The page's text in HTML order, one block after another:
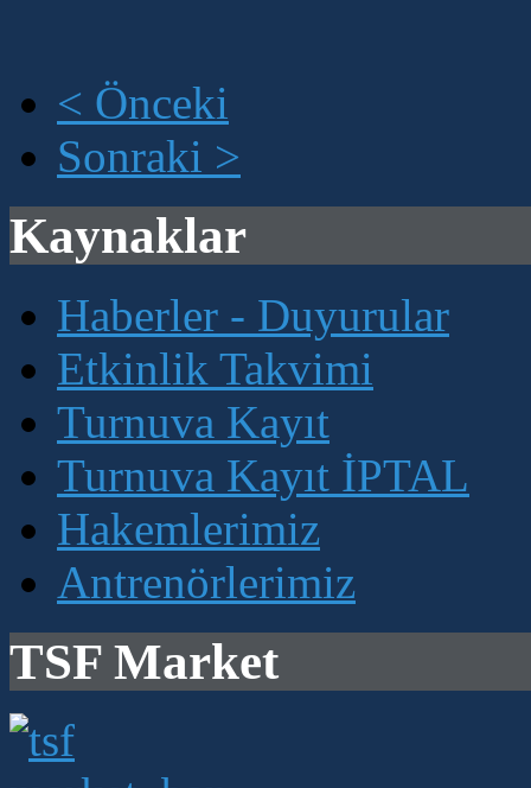
< Önceki
Sonraki >
Kaynaklar
Haberler - Duyurular
Etkinlik Takvimi
Turnuva Kayıt
Turnuva Kayıt İPTAL
Hakemlerimiz
Antrenörlerimiz
TSF Market